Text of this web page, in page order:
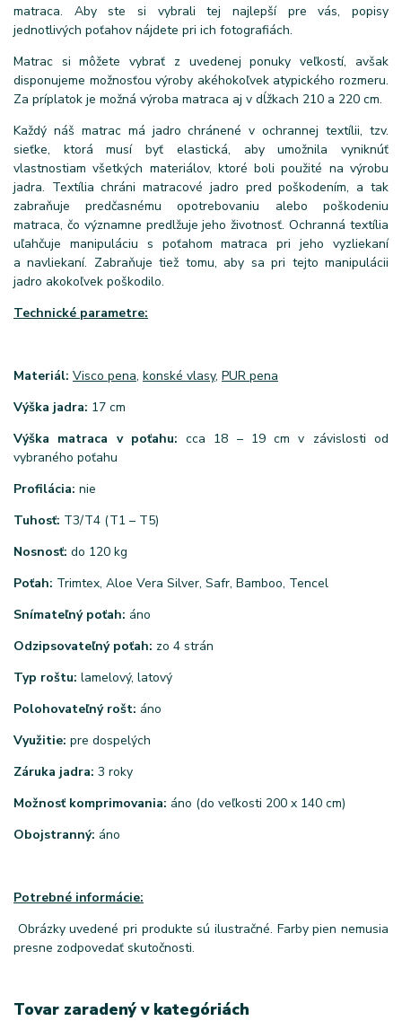
matraca. Aby ste si vybrali tej najlepší pre vás, popisy
jednotlivých poťahov nájdete pri ich fotografiách.
Matrac si môžete vybrať z uvedenej ponuky veľkostí, avšak
disponujeme možnosťou výroby akéhokoľvek atypického rozmeru.
Za príplatok je možná výroba matraca aj v dĺžkach 210 a 220 cm.
Každý náš matrac má jadro chránené v ochrannej textílii, tzv.
sieťke, ktorá musí byť elastická, aby umožnila vyniknúť
vlastnostiam všetkých materiálov, ktoré boli použité na výrobu
jadra. Textília chráni matracové jadro pred poškodením, a tak
zabraňuje predčasnému opotrebovaniu alebo poškodeniu
matraca, čo významne predlžuje jeho životnosť. Ochranná textília
uľahčuje manipuláciu s poťahom matraca pri jeho vyzliekaní
a navliekaní. Zabraňuje tiež tomu, aby sa pri tejto manipulácii
jadro akokoľvek poškodilo.
Technické parametre:
Materiál: Visco pena, konské vlasy, PUR pena
Výška jadra: 17 cm
Výška matraca v poťahu: cca 18 – 19 cm v závislosti od
vybraného poťahu
Profilácia: nie
Tuhosť: T3/T4 (T1 – T5)
Nosnosť: do 120 kg
Poťah: Trimtex, Aloe Vera Silver, Safr, Bamboo, Tencel
Snímateľný poťah: áno
Odzipsovateľný poťah: zo 4 strán
Typ roštu: lamelový, latový
Polohovateľný rošt: áno
Využitie: pre dospelých
Záruka jadra: 3 roky
Možnosť komprimovania: áno (do veľkosti 200 x 140 cm)
Obojstranný: áno
Potrebné informácie:
Obrázky uvedené pri produkte sú ilustračné. Farby pien nemusia
presne zodpovedať skutočnosti.
Tovar zaradený v kategóriách